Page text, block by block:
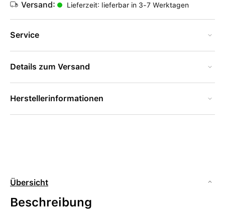
Versand: Lieferzeit: lieferbar in 3-7 Werktagen
Service
Details zum Versand
Herstellerinformationen
Übersicht
Beschreibung